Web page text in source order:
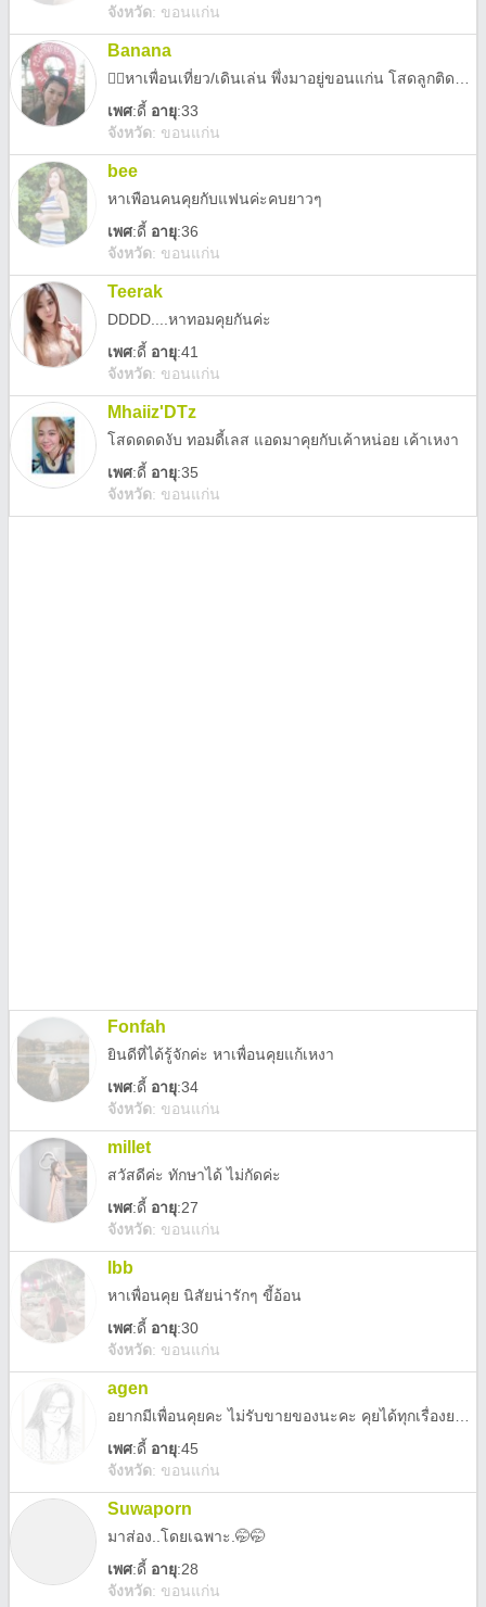
จังหวัด: ขอนแก่น
Banana
เพศ:ดี้ อายุ:33
จังหวัด: ขอนแก่น
bee
หาเพือนคนคุยกับแฟนค่ะคบยาวๆ
เพศ:ดี้ อายุ:36
จังหวัด: ขอนแก่น
Teerak
DDDD....หาทอมคุยกันค่ะ
เพศ:ดี้ อายุ:41
จังหวัด: ขอนแก่น
Mhaiiz'DTz
โสดดดดงับ ทอมดี้เลส แอดมาคุยกับเค้าหน่อย เค้าเหงา
เพศ:ดี้ อายุ:35
จังหวัด: ขอนแก่น
Fonfah
ยินดีที่ได้รู้จักค่ะ หาเพื่อนคุยแก้เหงา
เพศ:ดี้ อายุ:34
จังหวัด: ขอนแก่น
millet
สวัสดีค่ะ​ ทัก​ษาได้​ ไม่กัดค่ะ
เพศ:ดี้ อายุ:27
จังหวัด: ขอนแก่น
lbb
หาเพื่อนคุย นิสัยน่ารักๆ ขี้อ้อน
เพศ:ดี้ อายุ:30
จังหวัด: ขอนแก่น
agen
เพศ:ดี้ อายุ:45
จังหวัด: ขอนแก่น
Suwaporn
มาส่อง..โดยเฉพาะ.🤭🤭
เพศ:ดี้ อายุ:28
จังหวัด: ขอนแก่น